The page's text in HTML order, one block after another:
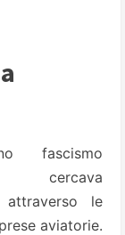
fascismo
cercava
attraverso le
aviatorie.